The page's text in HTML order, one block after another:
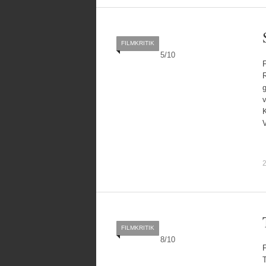
5/10
FILMKRITIK
8/10
FILMKRITIK